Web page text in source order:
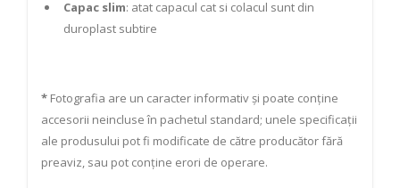
Capac slim: atat capacul cat si colacul sunt din
duroplast subtire
* Fotografia are un caracter informativ și poate conține
accesorii neincluse în pachetul standard; unele specificații
ale produsului pot fi modificate de către producător fără
preaviz, sau pot conține erori de operare.